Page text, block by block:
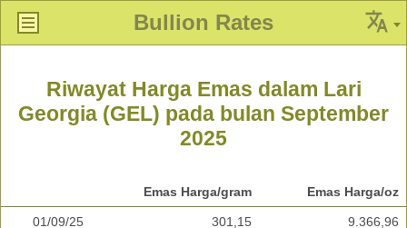
Bullion Rates
Riwayat Harga Emas dalam Lari
Georgia (GEL) pada bulan September
2025
Emas Harga/gram Emas Harga/oz
01/09/25 301,15 9.366,96